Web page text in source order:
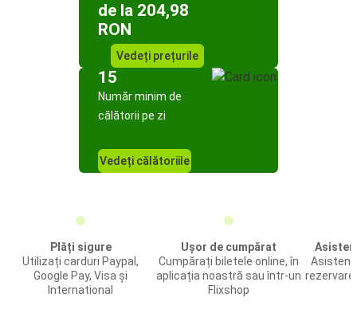
de la 204,98
RON
Vedeți prețurile
15
Număr minim de
călătorii pe zi
Vedeți călătoriile
Plăți sigure
Utilizați carduri Paypal,
Google Pay, Visa și
International
Ușor de cumpărat
Cumpărați biletele online, în
aplicația noastră sau într-un
Flixshop